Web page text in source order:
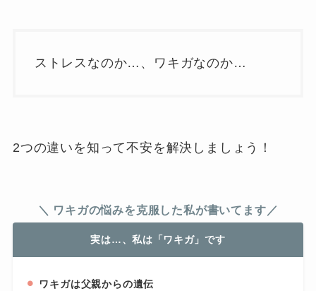
ストレスなのか…、ワキガなのか…
2つの違いを知って不安を解決しましょう！
＼ ワキガの悩みを克服した私が書いてます／
実は…、私は「ワキガ」です
ワキガは父親からの遺伝